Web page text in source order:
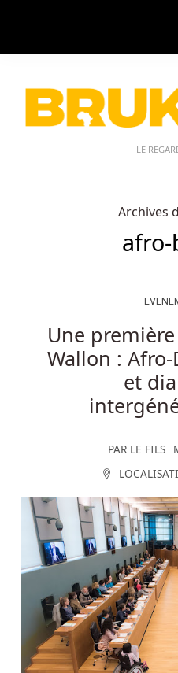
LE
Archives
Une
Wallon :
et
PAR LE FILS